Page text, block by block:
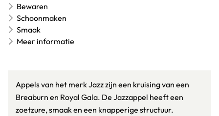
Bewaren
Schoonmaken
Smaak
Meer informatie
Appels van het merk Jazz zijn een kruising van een
Breaburn en Royal Gala. De Jazzappel heeft een
zoetzure, smaak en een knapperige structuur.